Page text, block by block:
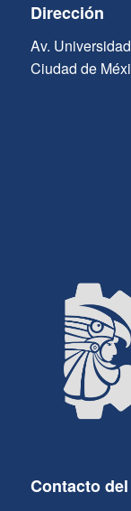
Dirección
Av.
Ciudad de
Contacto del